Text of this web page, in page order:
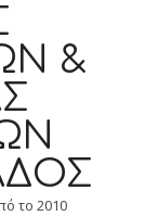
&
το 2010